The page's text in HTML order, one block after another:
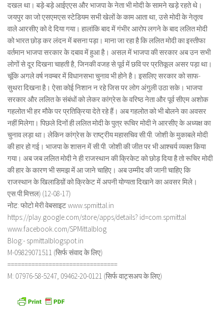
दखल था। बड़े-बड़े आईएएस और भाजपा के नेता भी मोदी के सामने खड़े रहते थे।
जयपुर का जो एसएमएस स्टेडियम सभी खेलों के काम आता था, उसे मोदी के नेतृत्व
वाले आरसीए को दे दिया गया। हालांकि बाद में गंभीर आरोप लगने के बाद ललित मोदी
को भारत छोड़ कर लंदन में बसना पड़ा। माना जा रहा है कि ललित मोदी का इस्तीफा
वर्तमान भाजपा सरकार के दबाव में हुआ है। असल में भाजपा की सरकार अब उन सभी
लोगों से दूर दिखना चाहती है, जिनकी वजह से पूर्व में छवि पर प्रतिकूल असर पड़ा था।
चूंकि अगले वर्ष नवम्बर में विधानसभा चुनाव भी होने है। इसलिए सरकार को साफ-
सुथरा दिखना है। ऐसा कोई निशान न रहे जिस पर लोग अंगुली उठा सके। भाजपा
सरकार और ललित के संबंधों को लेकर कांग्रेस के वरिष्ठ नेता और पूर्व सीएम अशोक
गहलोत भी हर मौके पर प्रतिक्रिया देते रहे हैं। अब गहलोत को भी बोलने का अवसर
नहीं मिलेगा। पिछले दिनों ही ललित मोदी के पुत्र रूचिर मोदी ने आरसीए के अध्यक्ष का
चुनाव लड़ा था। लेकिन कांग्रेस के राष्ट्रीय महासचिव सी.पी. जोशी के मुकाबले मोदी
की हार हो गई। भाजपा के शासन में सी.पी. जोशी की जीत पर भी आश्चर्य व्यक्त किया
गया। अब जब ललित मोदी ने ही राजस्थान की क्रिकेट को छोड़ दिया है तो रूचिर मोदी
की हार के कारण भी समझ में आ जाने चाहिए। अब उम्मीद की जानी चाहिए कि
राजस्थान के खिलाडिय़ों को क्रिकेट में अपनी योग्यता दिखाने का अवसर मिले।
एस.पी.मित्तल) (12-08-17)
नोट: फोटो मेरी वेबसाइट www.spmittal.in
https://play.google.com/store/apps/details? id=com.spmittal
www.facebook.com/SPMittalblog
Blog:- spmittalblogspot.in
M-09829071511 (सिर्फ संवाद के लिए)
================================
M: 07976-58-5247, 09462-20-0121 (सिर्फ वाट्सअप के लिए)